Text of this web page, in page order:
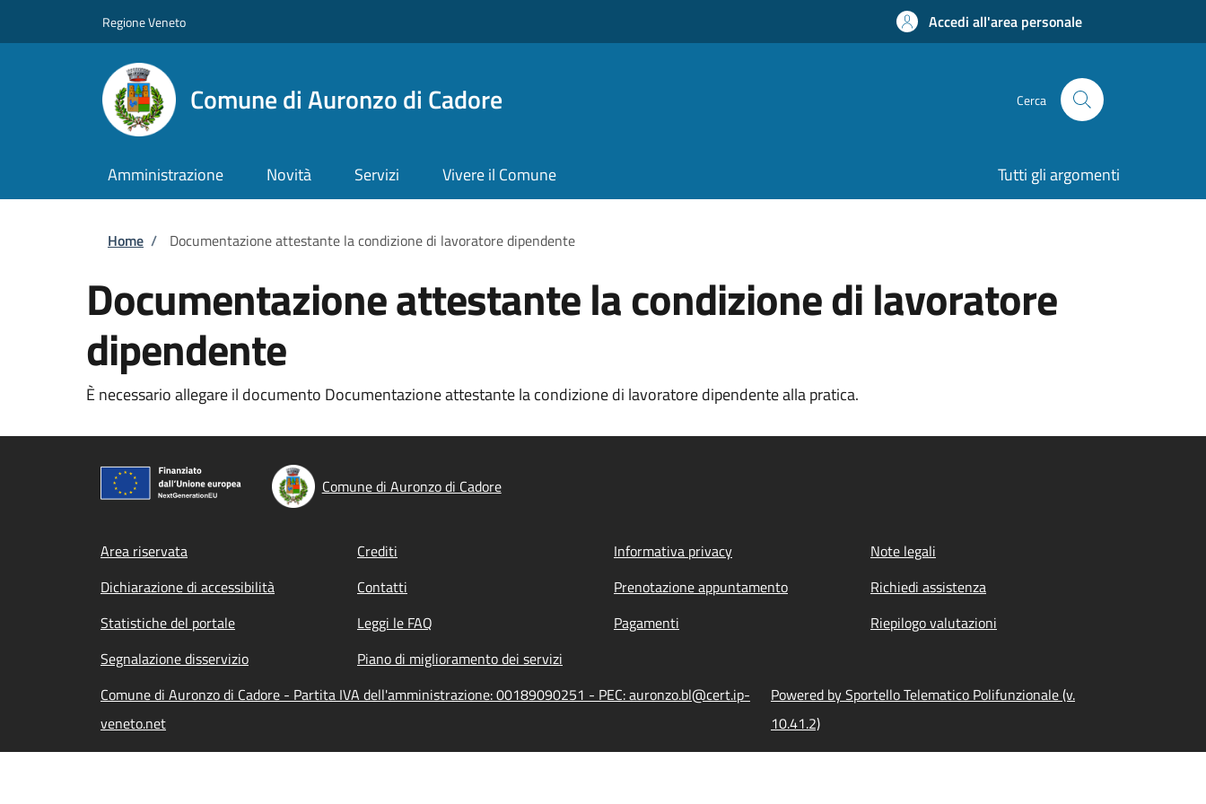
Regione Veneto Accedi all'area personale
Comune di Auronzo di Cadore Cerca
Amministrazione Novità Servizi Vivere il Comune Tutti gli argomenti
Briciole di pane
Home / Documentazione attestante la condizione di lavoratore dipendente
Documentazione attestante la condizione di lavoratore
dipendente
È necessario allegare il documento Documentazione attestante la condizione di lavoratore dipendente alla pratica.
Comune di Auronzo di Cadore
Footer menu
Area riservata Crediti Informativa privacy
Note legali
Dichiarazione di accessibilità
Contatti Prenotazione appuntamento
Richiedi assistenza
Statistiche del portale
Leggi le FAQ Pagamenti
Riepilogo valutazioni
Segnalazione disservizio
Piano di miglioramento dei servizi
Comune di Auronzo di Cadore - Partita IVA dell'amministrazione: 00189090251 - PEC: auronzo.bl@cert.ip-
veneto.net
Powered by Sportello Telematico Polifunzionale (v.
10.41.2)